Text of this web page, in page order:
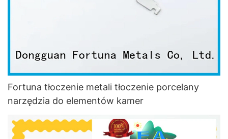
Fortuna tłoczenie metali tłoczenie porcelany
narzędzia do elementów kamer